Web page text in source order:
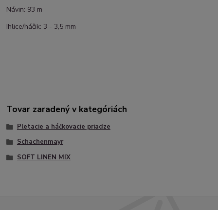
Návin: 93 m
Ihlice/háčik: 3 - 3,5 mm
Tovar zaradený v kategóriách
Pletacie a háčkovacie priadze
Schachenmayr
SOFT LINEN MIX